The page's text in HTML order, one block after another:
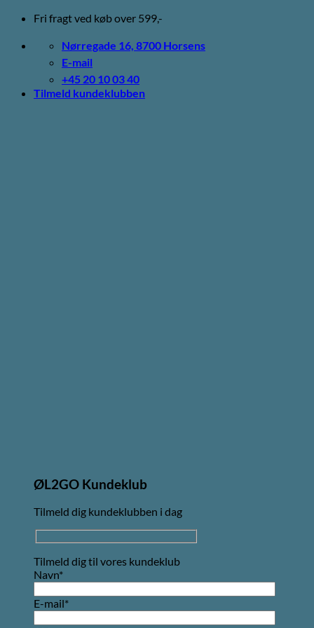
Fortsæt
indhold
Fri fragt ved køb over 599,-
Nørregade 16, 8700 Horsens
E-mail
+45 20 10 03 40
Tilmeld kundeklubben
ØL2GO Kundeklub
Tilmeld dig kundeklubben i dag
Tilmeld dig til vores kundeklub
Navn*
E-mail*